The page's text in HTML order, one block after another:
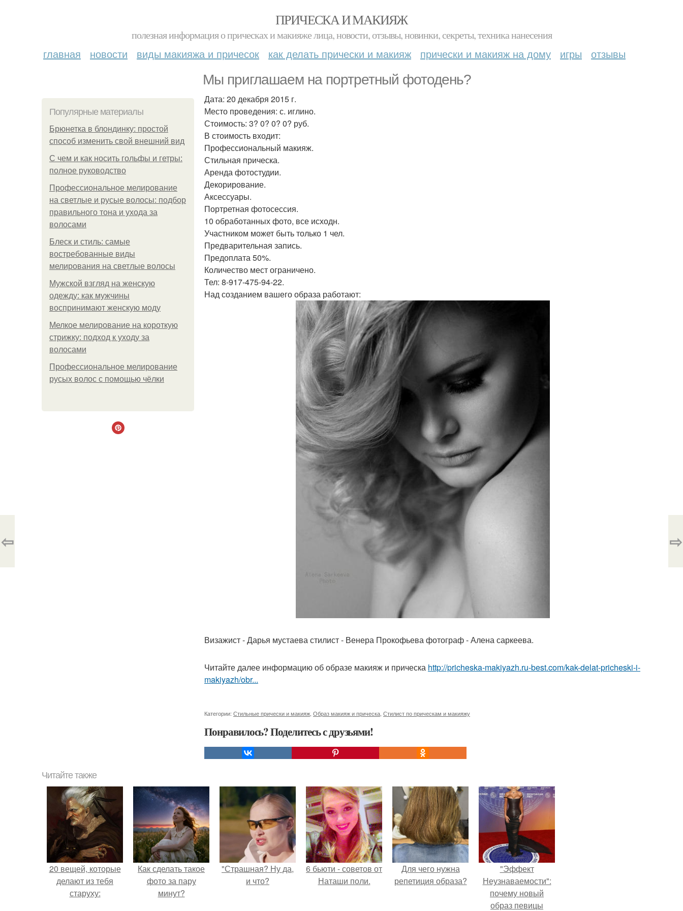
ПРИЧЕСКА И МАКИЯЖ
полезная информация о прическах и макияже лица, новости, отзывы, новинки, секреты, техника нанесения
главная новости виды макияжа и причесок как делать прически и макияж прически и макияж на дому игры отзывы
Мы приглашаем на портретный фотодень?
Популярные материалы
Брюнетка в блондинку: простой
способ изменить свой внешний вид
С чем и как носить гольфы и гетры:
полное руководство
Профессиональное мелирование
на светлые и русые волосы: подбор
правильного тона и ухода за
волосами
Блеск и стиль: самые
востребованные виды
мелирования на светлые волосы
Мужской взгляд на женскую
одежду: как мужчины
воспринимают женскую моду
Мелкое мелирование на короткую
стрижку: подход к уходу за
волосами
Профессиональное мелирование
русых волос с помощью чёлки
Дата: 20 декабря 2015 г.
Место проведения: с. иглино.
Стоимость: 3? 0? 0? 0? руб.
В стоимость входит:
Профессиональный макияж.
Стильная прическа.
Аренда фотостудии.
Декорирование.
Аксессуары.
Портретная фотосессия.
10 обработанных фото, все исходн.
Участником может быть только 1 чел.
Предварительная запись.
Предоплата 50%.
Количество мест ограничено.
Тел: 8-917-475-94-22.
Над созданием вашего образа работают:
Визажист - Дарья мустаева стилист - Венера Прокофьева фотограф - Алена саркеева.
Читайте далее информацию об образе макияж и прическа http://pricheska-makiyazh.ru-best.com/kak-delat-pricheski-i-
makiyazh/obr...
Категории: Стильные прически и макияж Образ макияж и прическа Стилист по прическам и макияжу
Понравилось? Поделитесь с друзьями!
⇦ ⇨
Читайте также
20 вещей, которые
делают из тебя
старуху:
Как сделать такое
фото за пару
минут?
"Страшная? Ну да,
и что?
6 бьюти - советов от
Наташи поли.
Для чего нужна
репетиция образа?
"Эффект
Неузнаваемости":
почему новый
образ певицы